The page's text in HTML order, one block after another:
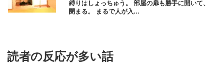
縛りはしょっちゅう。 部屋の扉も勝手に開いて、
閉まる。 まるで人が入...
読者の反応が多い話